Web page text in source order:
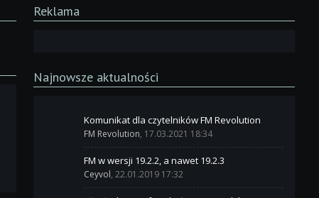
Reklama
Najnowsze aktualności
Komunikat dla czytelników FM Revolution
FM Revolution, 17.03.2021 18:34
FM w wersji 19.2.2, a nawet 19.2.3
Ceyvol, 22.01.2019 17:32